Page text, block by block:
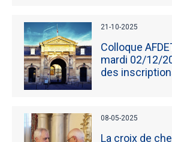
21-10-2025
Colloque
mardi 02/12/
des
08-05-2025
La croix de